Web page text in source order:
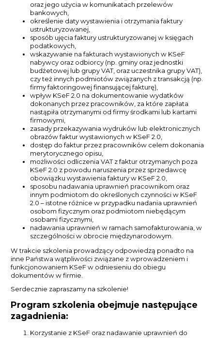
oraz jego użycia w komunikatach przelewów
bankowych,
określenie daty wystawienia i otrzymania faktury
ustrukturyzowanej,
sposób ujęcia faktury ustrukturyzowanej w księgach
podatkowych,
wskazywanie na fakturach wystawionych w KSeF
nabywcy oraz odbiorcy (np. gminy oraz jednostki
budżetowej lub grupy VAT, oraz uczestnika grupy VAT),
czy też innych podmiotów związanych z transakcją (np.
firmy faktoringowej finansującej fakturę),
wpływ KSeF 2.0 na dokumentowanie wydatków
dokonanych przez pracowników, za które zapłata
nastąpiła otrzymanymi od firmy środkami lub kartami
firmowymi,
zasady przekazywania wydruków lub elektronicznych
obrazów faktur wystawionych w KSeF 2.0,
dostęp do faktur przez pracowników celem dokonania
merytorycznego opisu,
możliwości odliczenia VAT z faktur otrzymanych poza
KSeF 2.0 z powodu naruszenia przez sprzedawcę
obowiązku wystawienia faktury w KSeF 2.0,
sposobu nadawania uprawnień pracownikom oraz
innym podmiotom do określonych czynności w KSeF
2.0 – istotne różnice w przypadku nadania uprawnień
osobom fizycznym oraz podmiotom niebędącym
osobami fizycznymi,
nadawania uprawnień w ramach samofakturowania, w
szczególności w obrocie międzynarodowym.
W trakcie szkolenia prowadzący odpowiedzą ponadto na
inne Państwa wątpliwości związane z wprowadzeniem i
funkcjonowaniem KSeF w odniesieniu do obiegu
dokumentów w firmie.
Serdecznie zapraszamy na szkolenie!
Program szkolenia obejmuje następujące
zagadnienia:
Korzystanie z KSeF oraz nadawanie uprawnień do